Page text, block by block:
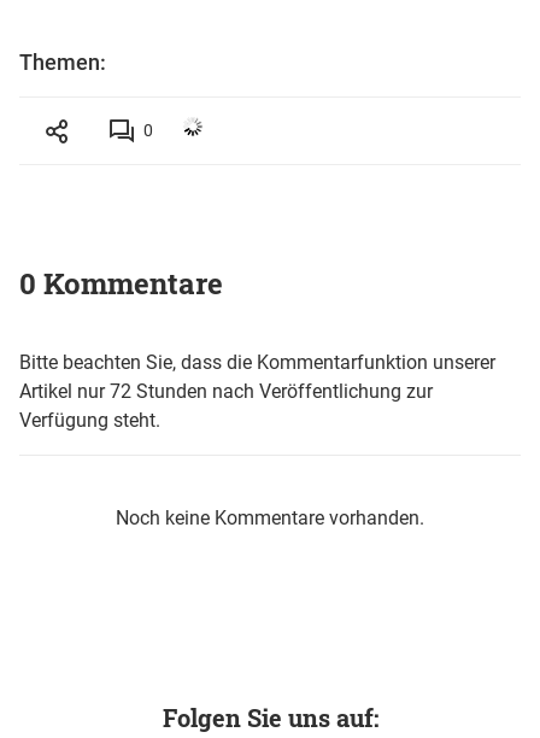
Themen:
0
0 Kommentare
Bitte beachten Sie, dass die Kommentarfunktion unserer
Artikel nur 72 Stunden nach Veröffentlichung zur
Verfügung steht.
Noch keine Kommentare vorhanden.
Folgen Sie uns auf: